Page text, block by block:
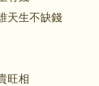
天生不缺錢
旺相